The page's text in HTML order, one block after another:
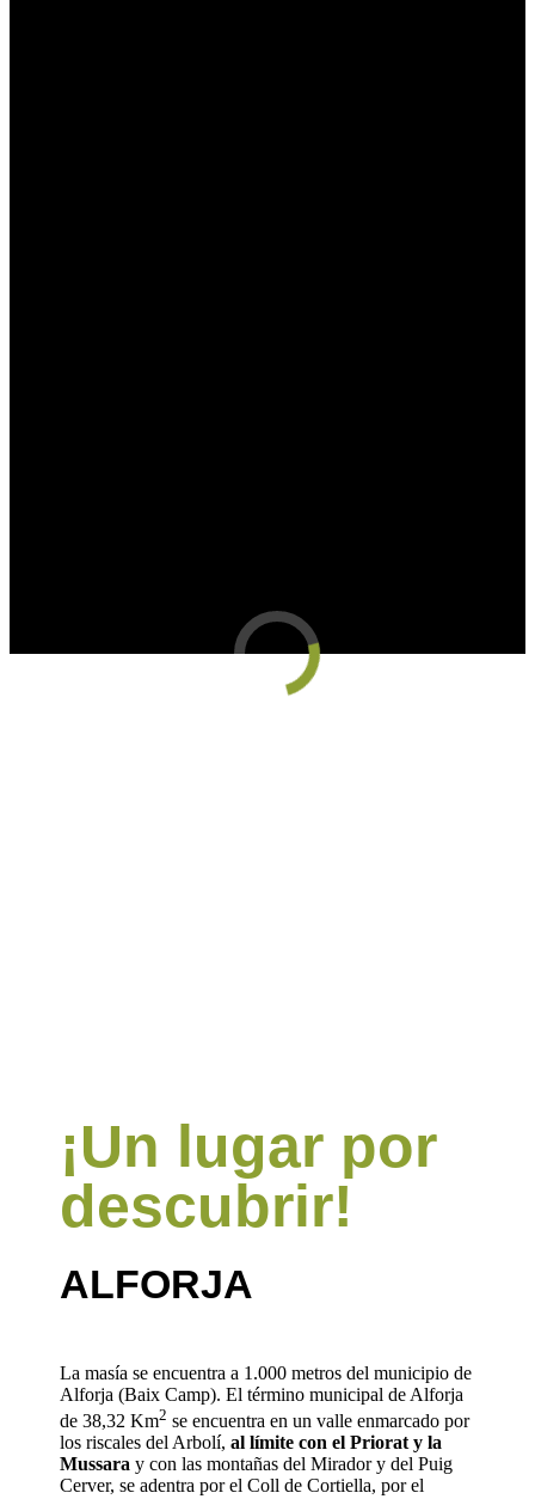
¡Un lugar por
descubrir!
ALFORJA
La masía se encuentra a 1.000 metros del municipio de
Alforja (Baix Camp). El término municipal de Alforja
de 38,32 Km2 se encuentra en un valle enmarcado por
los riscales del Arbolí, al límite con el Priorat y la
Mussara y con las montañas del Mirador y del Puig
Cerver, se adentra por el Coll de Cortiella, por el